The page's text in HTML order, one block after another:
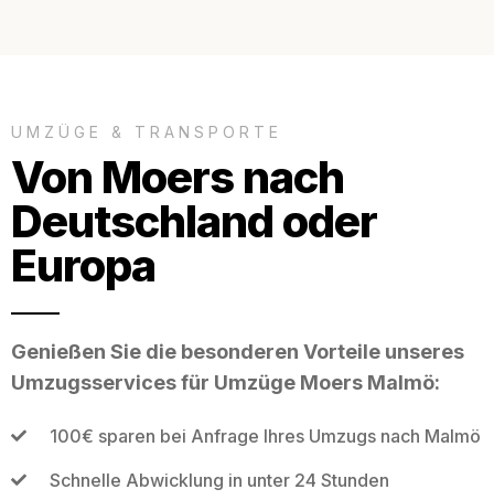
UMZÜGE & TRANSPORTE
Von Moers nach
Deutschland oder
Europa
Genießen Sie die besonderen Vorteile unseres
Umzugsservices für Umzüge Moers Malmö:
100€ sparen bei Anfrage Ihres Umzugs nach Malmö
Schnelle Abwicklung in unter 24 Stunden